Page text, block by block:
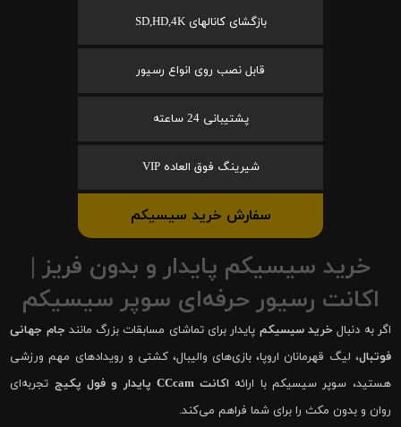
بازگشای کانالهای SD,HD,4K
قابل نصب روی انواع رسیور
پشتیبانی 24 ساعته
شیرینگ فوق العاده VIP
سفارش خرید سیسیکم
خرید سیسیکم پایدار و بدون فریز |
اکانت رسیور حرفه‌ای سوپر سیسیکم
اگر به دنبال خرید سیسیکم پایدار برای تماشای مسابقات بزرگ مانند جام جهانی
فوتبال، لیگ قهرمانان اروپا، بازی‌های والیبال، کشتی و رویدادهای مهم ورزشی
هستید، سوپر سیسیکم با ارائه اکانت CCcam پایدار و فول پکیج
تجربه‌ای
روان و بدون مکث را برای شما فراهم می‌کند.